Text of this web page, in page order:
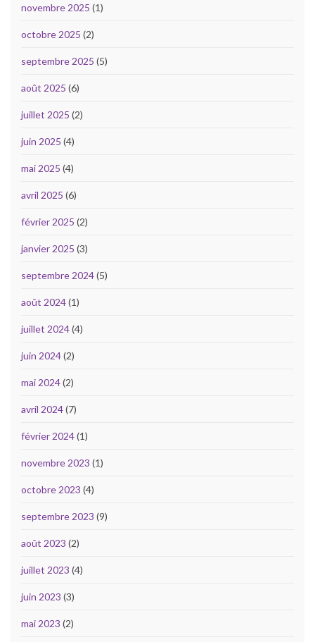
novembre 2025 (1)
octobre 2025 (2)
septembre 2025 (5)
août 2025 (6)
juillet 2025 (2)
juin 2025 (4)
mai 2025 (4)
avril 2025 (6)
février 2025 (2)
janvier 2025 (3)
septembre 2024(5)
août 2024(1)
juillet 2024(4)
juin 2024(2)
mai 2024(2)
avril 2024(7)
février 2024(1)
novembre 2023 (1)
octobre 2023 (4)
septembre 2023 (9)
août 2023 (2)
juillet 2023 (4)
juin 2023 (3)
mai 2023 (2)